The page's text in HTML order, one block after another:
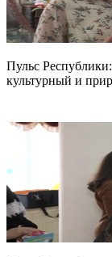
Пульс
культурный и